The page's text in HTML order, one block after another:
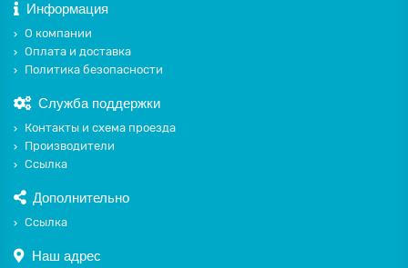
Информация
О компании
Оплата и доставка
Политика безопасности
Служба поддержки
Контакты и схема проезда
Производители
Ссылка
Дополнительно
Ссылка
Наш адрес